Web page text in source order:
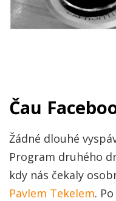
Čau
Žádné dlouhé
Program druhého
kdy nás čekaly
Pavlem Tekelem.